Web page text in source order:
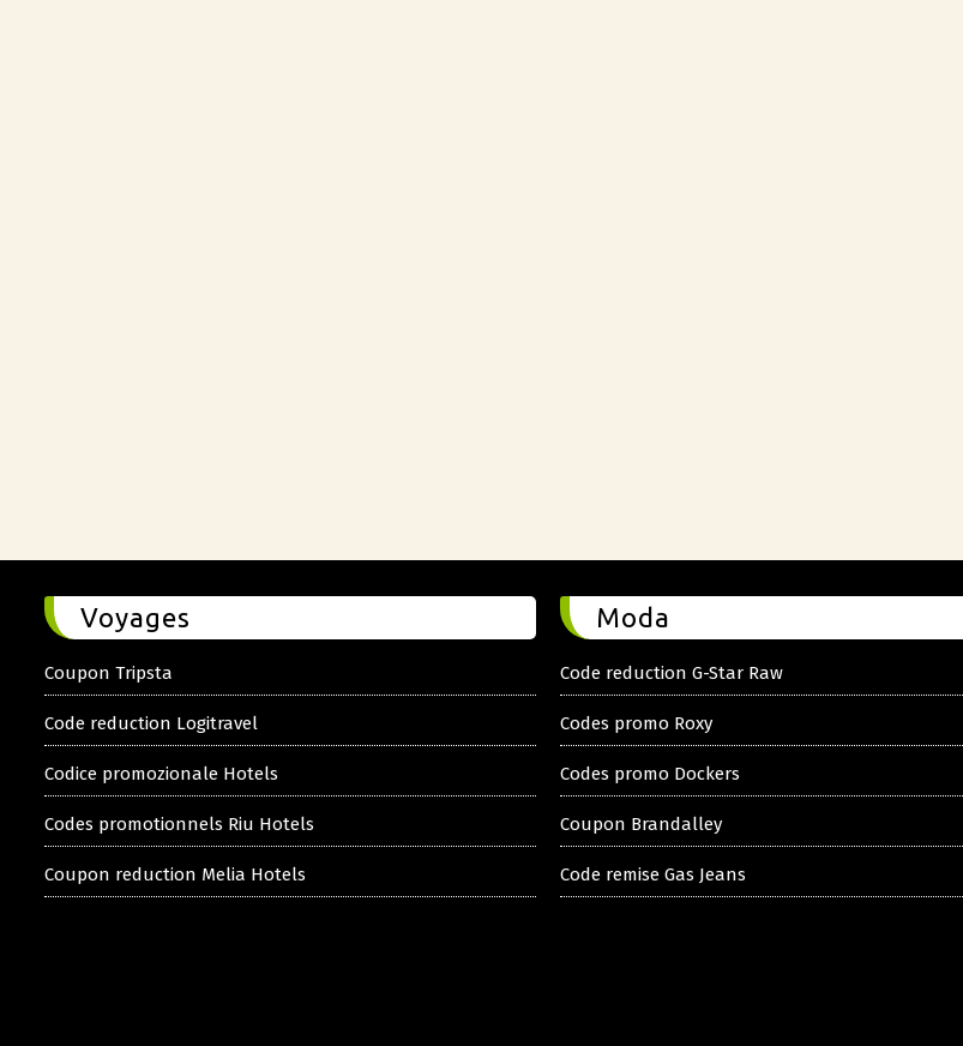
Voyages
Coupon Tripsta
Code reduction Logitravel
Codice promozionale Hotels
Codes promotionnels Riu Hotels
Coupon reduction Melia Hotels
Moda
Code reduction G-Star Raw
Codes promo Roxy
Codes promo Dockers
Coupon Brandalley
Code remise Gas Jeans